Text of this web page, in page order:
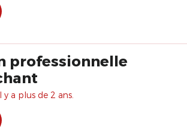
professionnelle
y a plus de 2 ans.